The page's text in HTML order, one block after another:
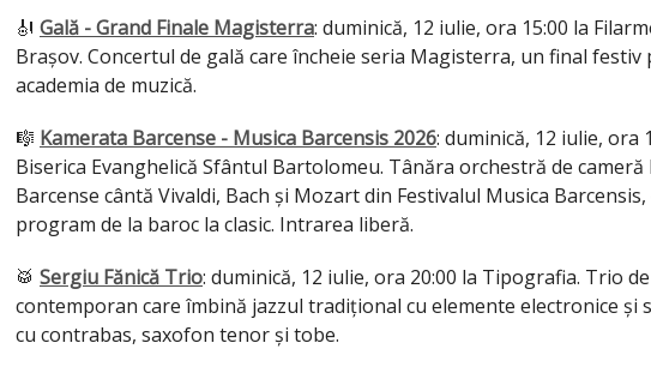
🎻 Gală - Grand Finale Magisterra: duminică, 12 iulie, ora 15:00 la
Brașov. Concertul de gală care încheie seria Magisterra, un final festiv
academia de muzică.
🎼 Kamerata Barcense - Musica Barcensis 2026: duminică, 12 iulie, ora
Biserica Evanghelică Sfântul Bartolomeu. Tânăra orchestră de cameră
Barcense cântă Vivaldi, Bach și Mozart din Festivalul Musica Barcensis,
program de la baroc la clasic. Intrarea liberă.
🥁 Sergiu Fănică Trio: duminică, 12 iulie, ora 20:00 la Tipografia. Trio
contemporan care îmbină jazzul tradițional cu elemente electronice și
cu contrabas, saxofon tenor și tobe.